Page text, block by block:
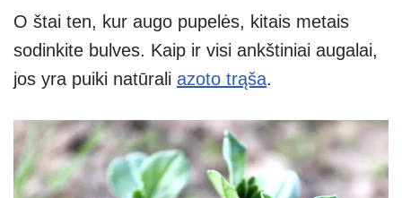
O štai ten, kur augo pupelės, kitais metais
sodinkite bulves. Kaip ir visi ankštiniai augalai,
jos yra puiki natūrali azoto trąša.